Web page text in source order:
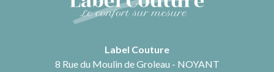
Label Couture
8 Rue du Moulin de Groleau - NOYANT